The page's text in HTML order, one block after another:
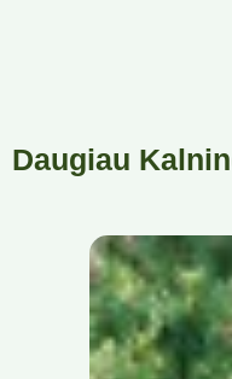
Daugiau